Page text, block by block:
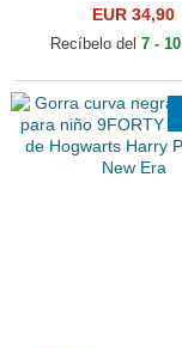
EUR 34,90
Recíbelo del 7 -